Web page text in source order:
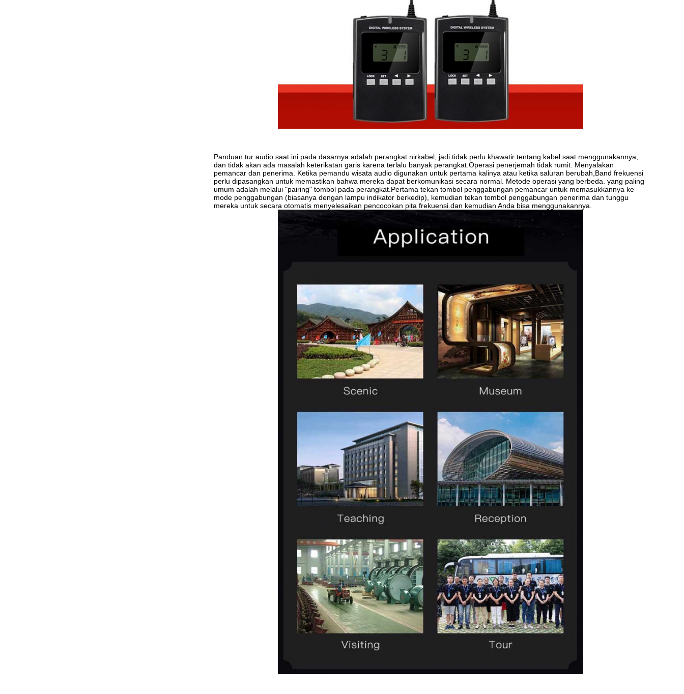
Panduan tur audio saat ini pada dasarnya adalah perangkat nirkabel, jadi tidak perlu khawatir tentang kabel saat menggunakannya,
dan tidak akan ada masalah keterikatan garis karena terlalu banyak perangkat.Operasi penerjemah tidak rumit. Menyalakan
pemancar dan penerima. Ketika pemandu wisata audio digunakan untuk pertama kalinya atau ketika saluran berubah,Band frekuensi
perlu dipasangkan untuk memastikan bahwa mereka dapat berkomunikasi secara normal. Metode operasi yang berbeda. yang paling
umum adalah melalui "pairing" tombol pada perangkat.Pertama tekan tombol penggabungan pemancar untuk memasukkannya ke
mode penggabungan (biasanya dengan lampu indikator berkedip), kemudian tekan tombol penggabungan penerima dan tunggu
mereka untuk secara otomatis menyelesaikan pencocokan pita frekuensi.dan kemudian Anda bisa menggunakannya.